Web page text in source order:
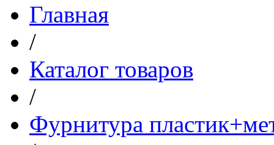
Главная
/
Каталог товаров
/
Фурнитура